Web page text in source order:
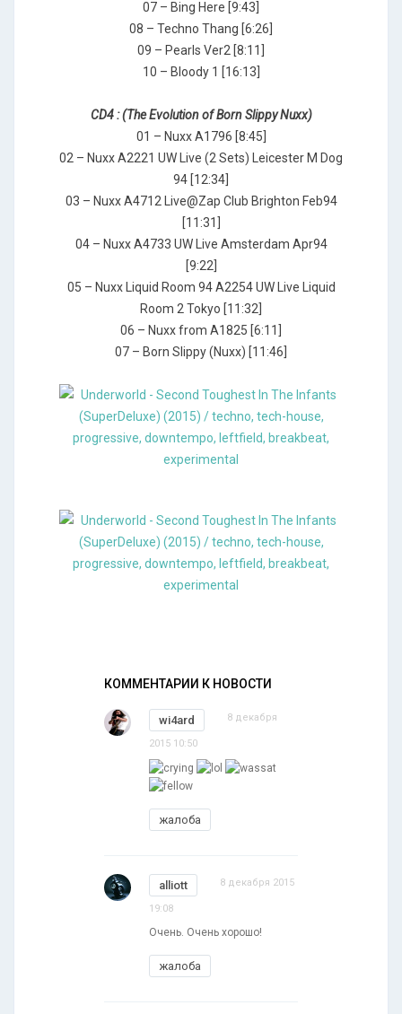
07 – Bing Here [9:43]
08 – Techno Thang [6:26]
09 – Pearls Ver2 [8:11]
10 – Bloody 1 [16:13]
CD4 : (The Evolution of Born Slippy Nuxx)
01 – Nuxx A1796 [8:45]
02 – Nuxx A2221 UW Live (2 Sets) Leicester M Dog
94 [12:34]
03 – Nuxx A4712 Live@Zap Club Brighton Feb94
[11:31]
04 – Nuxx A4733 UW Live Amsterdam Apr94
[9:22]
05 – Nuxx Liquid Room 94 A2254 UW Live Liquid
Room 2 Tokyo [11:32]
06 – Nuxx from A1825 [6:11]
07 – Born Slippy (Nuxx) [11:46]
КОММЕНТАРИИ К НОВОСТИ
wi4ard 8 декабря
2015 10:50
жалоба
alliott 8 декабря 2015
19:08
Очень. Очень хорошо!
жалоба